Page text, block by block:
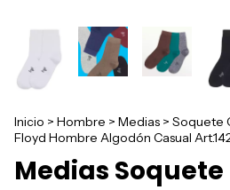
Inicio > Hombre > Medias > Soquete
Floyd Hombre Algodón Casual
Medias Soquete